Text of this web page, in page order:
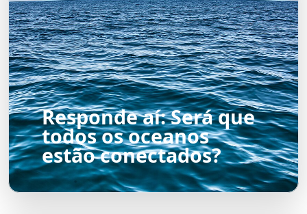
Responde aí: Será que
todos os oceanos
estão conectados?